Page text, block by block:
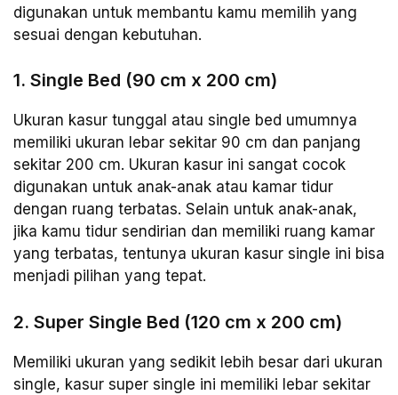
digunakan untuk membantu kamu memilih yang
sesuai dengan kebutuhan.
1. Single Bed (90 cm x 200 cm)
Ukuran kasur tunggal atau single bed umumnya
memiliki ukuran lebar sekitar 90 cm dan panjang
sekitar 200 cm. Ukuran kasur ini sangat cocok
digunakan untuk anak-anak atau kamar tidur
dengan ruang terbatas. Selain untuk anak-anak,
jika kamu tidur sendirian dan memiliki ruang kamar
yang terbatas, tentunya ukuran kasur single ini bisa
menjadi pilihan yang tepat.
2. Super Single Bed (120 cm x 200 cm)
Memiliki ukuran yang sedikit lebih besar dari ukuran
single, kasur super single ini memiliki lebar sekitar